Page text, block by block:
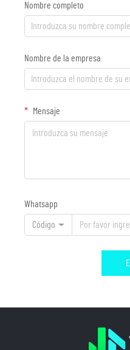
Nombre completo
Nombre de la empresa
Mensaje
Whatsapp
Código